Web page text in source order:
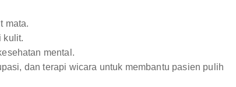
mata.
kulit.
mental.
dan terapi wicara untuk membantu pasien pulih